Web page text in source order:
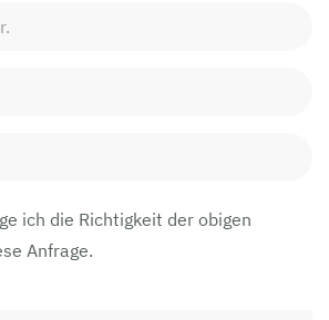
ich die Richtigkeit der obigen
Anfrage.